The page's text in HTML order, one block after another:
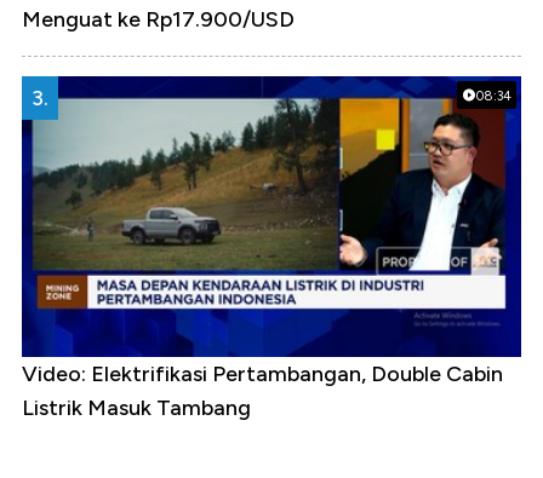
Menguat ke Rp17.900/USD
08:34
3.
Video: Elektrifikasi Pertambangan, Double Cabin
Listrik Masuk Tambang